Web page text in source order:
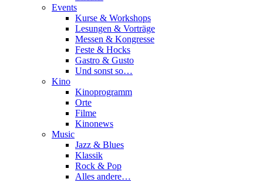
Events
Kurse & Workshops
Lesungen & Vorträge
Messen & Kongresse
Feste & Hocks
Gastro & Gusto
Und sonst so…
Kino
Kinoprogramm
Orte
Filme
Kinonews
Music
Jazz & Blues
Klassik
Rock & Pop
Alles andere…